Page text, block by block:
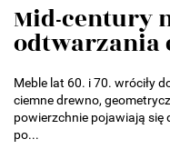
Mid-century
odtwarzania
Meble lat 60. i 70. wróciły
ciemne drewno,
powierzchnie pojawiają się
po...